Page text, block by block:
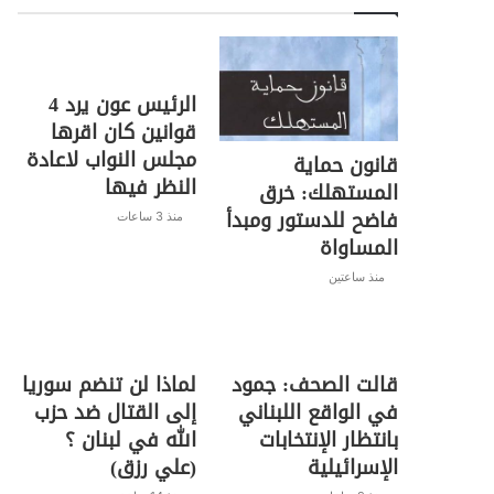
قانون حماية
المستهلك: خرق
فاضح للدستور ومبدأ
المساواة
منذ ساعتين
الرئيس عون يرد 4
قوانين كان اقرها
مجلس النواب لاعادة
النظر فيها
منذ 3 ساعات
قالت الصحف: جمود
في الواقع اللبناني
بانتظار الإنتخابات
الإسرائيلية
لماذا لن تنضم سوريا
إلى القتال ضد حزب
الله في لبنان ؟
(علي رزق)